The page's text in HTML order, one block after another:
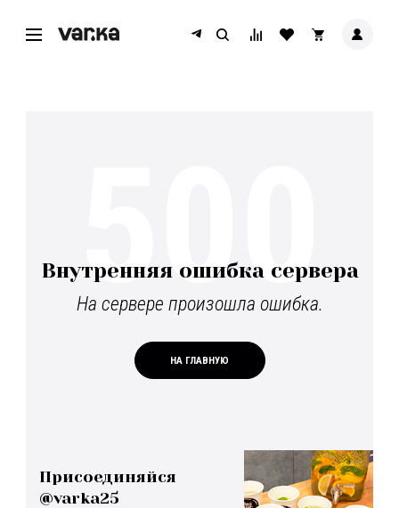
Внутренняя ошибка сервера
На сервере произошла ошибка.
НА ГЛАВНУЮ
500
Присоединяйся
@varka25